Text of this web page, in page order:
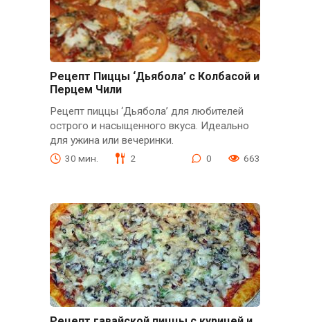
Рецепт Пиццы ‘Дьябола’ с Колбасой и
Перцем Чили
Рецепт пиццы ‘Дьябола’ для любителей
острого и насыщенного вкуса. Идеально
для ужина или вечеринки.
30 мин. 2 0 663